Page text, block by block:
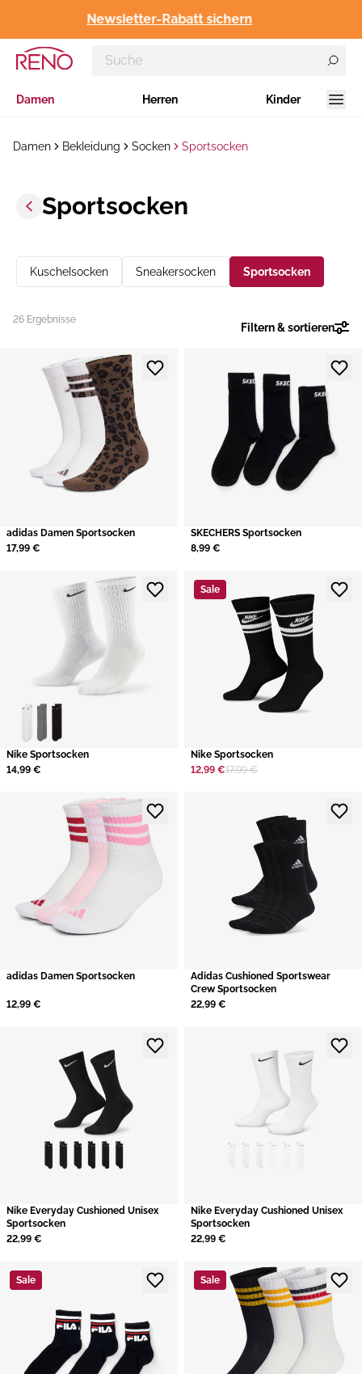
Newsletter-Rabatt sichern
Damen Herren Kinder
Damen Bekleidung Socken Sportsocken
Sportsocken
Kuschelsocken Sneakersocken Sportsocken
Filtern & sortieren
26 Ergebnisse
adidas Damen Sportsocken
17,99 €
​SKECHERS Sportsocken
8,99 €
​Nike Sportsocken
14,99 €
Sale
​Nike Sportsocken
12,99 €17,99 €
adidas Damen Sportsocken
12,99 €
​Adidas Cushioned Sportswear
Crew Sportsocken
22,99 €
Nike Everyday Cushioned Unisex
Sportsocken
22,99 €
Nike Everyday Cushioned Unisex
Sportsocken
22,99 €
Sale Sale